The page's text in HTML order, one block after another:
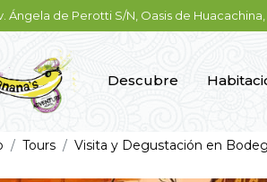
Ángela de Perotti S/N, Oasis de Huacachina,
Descubre
Tours Visita y Degustación en